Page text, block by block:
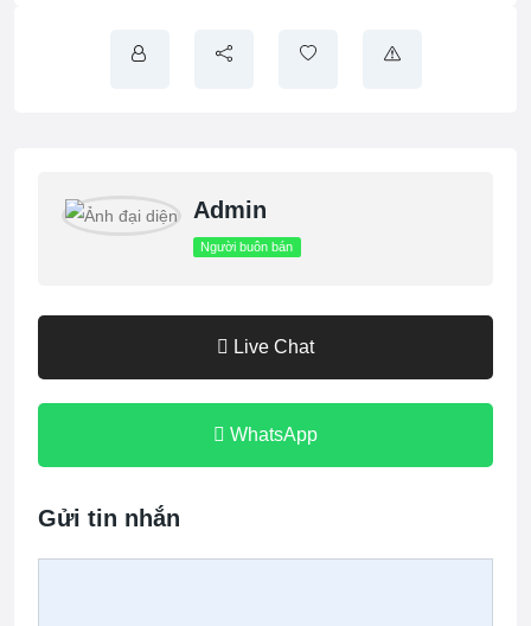
n
Admin
Người buôn bán
Live Chat
WhatsApp
Gửi tin nhắn